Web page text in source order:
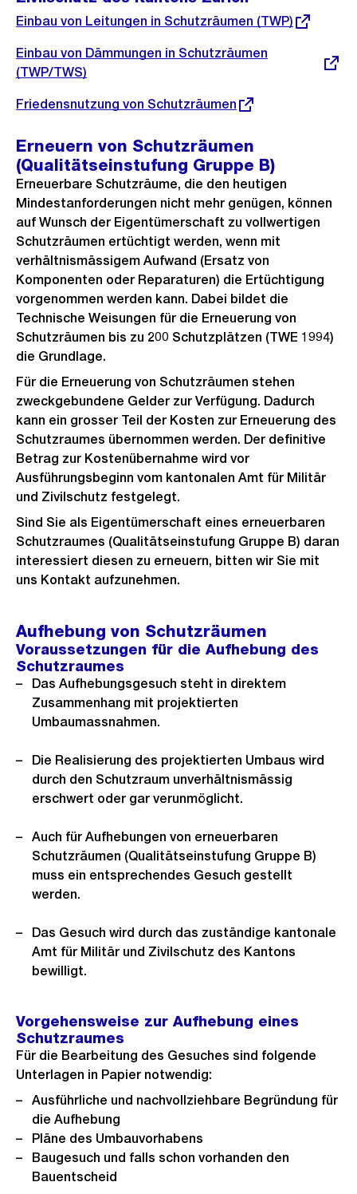
Externer
Einbau von Leitungen in Schutzräumen (TWP)
Externer
Link:
Einbau von Dämmungen in Schutzräumen
(TWP/TWS)
Externer
Friedensnutzung von Schutzräumen
Erneuern von Schutzräumen
(Qualitätseinstufung Gruppe B)
Erneuerbare Schutzräume, die den heutigen
Mindestanforderungen nicht mehr genügen, können
auf Wunsch der Eigentümerschaft zu vollwertigen
Schutzräumen ertüchtigt werden, wenn mit
verhältnismässigem Aufwand (Ersatz von
Komponenten oder Reparaturen) die Ertüchtigung
vorgenommen werden kann. Dabei bildet die
Technische Weisungen für die Erneuerung von
Schutzräumen bis zu 200 Schutzplätzen (TWE 1994)
die Grundlage.
Für die Erneuerung von Schutzräumen stehen
zweckgebundene Gelder zur Verfügung. Dadurch
kann ein grosser Teil der Kosten zur Erneuerung des
Schutzraumes übernommen werden. Der definitive
Betrag zur Kostenübernahme wird vor
Ausführungsbeginn vom kantonalen Amt für Militär
und Zivilschutz festgelegt.
Sind Sie als Eigentümerschaft eines erneuerbaren
Schutzraumes (Qualitätseinstufung Gruppe B) daran
interessiert diesen zu erneuern, bitten wir Sie mit
uns Kontakt aufzunehmen.
Aufhebung von Schutzräumen
Voraussetzungen für die Aufhebung des
Schutzraumes
Das Aufhebungsgesuch steht in direktem
Zusammenhang mit projektierten
Umbaumassnahmen.
Die Realisierung des projektierten Umbaus wird
durch den Schutzraum unverhältnismässig
erschwert oder gar verunmöglicht.
Auch für Aufhebungen von erneuerbaren
Schutzräumen (Qualitätseinstufung Gruppe B)
muss ein entsprechendes Gesuch gestellt
werden.
Das Gesuch wird durch das zuständige kantonale
Amt für Militär und Zivilschutz des Kantons
bewilligt.
Vorgehensweise zur Aufhebung eines
Schutzraumes
Für die Bearbeitung des Gesuches sind folgende
Unterlagen in Papier notwendig:
Ausführliche und nachvollziehbare Begründung für
die Aufhebung
Pläne des Umbauvorhabens
Baugesuch und falls schon vorhanden den
Bauentscheid